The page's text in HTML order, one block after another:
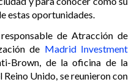
estas oportunidades.
de Atracción de
de Madrid Investment
Brown, de la oficina de la
Reino Unido, se reunieron con